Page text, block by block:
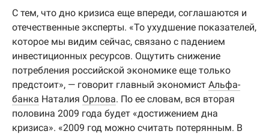
С тем, что дно кризиса еще впереди, соглашаются и
отечественные эксперты. «То ухудшение показателей,
которое мы видим сейчас, связано с падением
инвестиционных ресурсов. Ощутить снижение
потребления российской экономике еще только
предстоит», — говорит главный экономист Альфа-
банка Наталия Орлова. По ее словам, вся вторая
половина 2009 года будет «достижением дна
кризиса». «2009 год можно считать потерянным. В